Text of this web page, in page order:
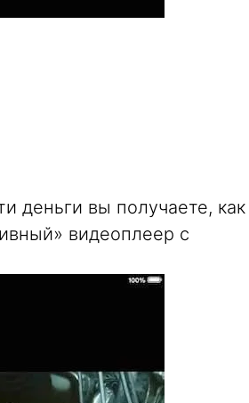
деньги вы получаете, как
видеоплеер с